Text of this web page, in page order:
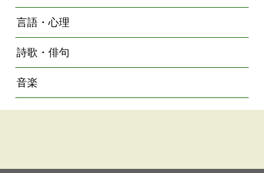
言語・心理
詩歌・俳句
音楽